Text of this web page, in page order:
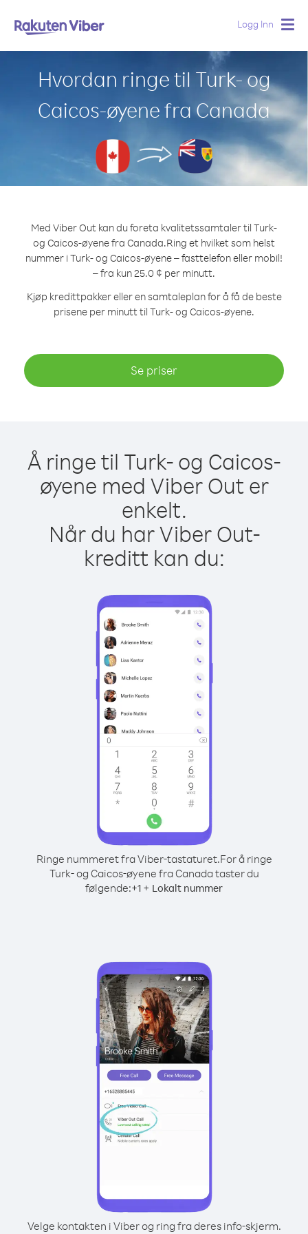
Logg Inn
Hvordan ringe til Turk- og
Caicos-øyene fra Canada
Med Viber Out kan du foreta kvalitetssamtaler til Turk-
og Caicos-øyene fra Canada.Ring et hvilket som helst
nummer i Turk- og Caicos-øyene – fasttelefon eller mobil!
– fra kun 25.0 ¢ per minutt.
Kjøp kredittpakker eller en samtaleplan for å få de beste
prisene per minutt til Turk- og Caicos-øyene.
Se priser
Å ringe til Turk- og Caicos-
øyene med Viber Out er
enkelt.
Når du har Viber Out-
kreditt kan du:
Ringe nummeret fra Viber-tastaturet.For å ringe
Turk- og Caicos-øyene fra Canada taster du
følgende:+1 + Lokalt nummer
Velge kontakten i Viber og ring fra deres info-skjerm.